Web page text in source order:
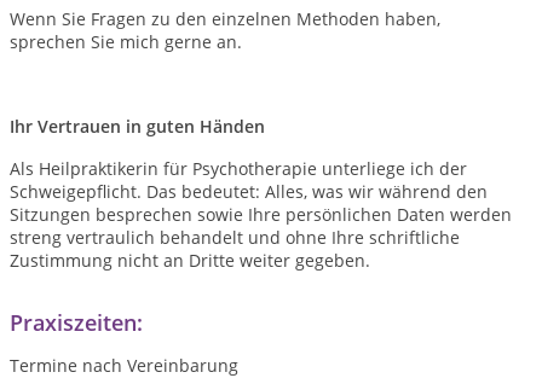
Wenn Sie Fragen zu den einzelnen Methoden haben,
sprechen Sie mich gerne an.
Ihr Vertrauen in guten Händen
Als Heilpraktikerin für Psychotherapie unterliege ich der
Schweigepflicht. Das bedeutet: Alles, was wir während den
Sitzungen besprechen sowie Ihre persönlichen Daten werden
streng vertraulich behandelt und ohne Ihre schriftliche
Zustimmung nicht an Dritte weiter gegeben.
Praxiszeiten:
Termine nach Vereinbarung